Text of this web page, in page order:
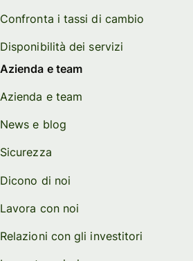
Confronta i tassi di cambio
Disponibilità dei servizi
Azienda e team
Azienda e team
News e blog
Sicurezza
Dicono di noi
Lavora con noi
Relazioni con gli investitori